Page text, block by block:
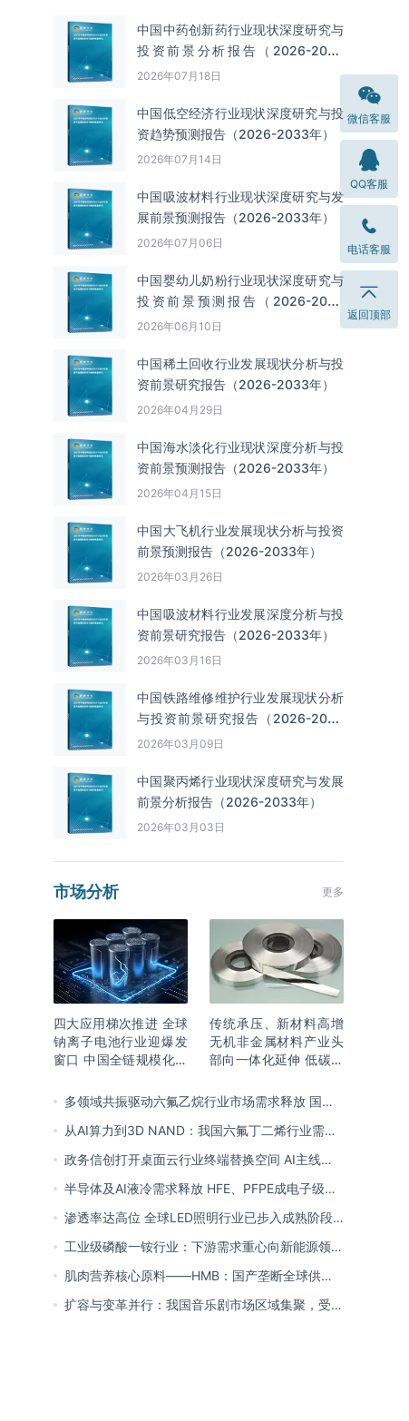
中国中药创新药行业现状深度研究与
投资前景分析报告（2026-2033
年）
2026年07月18日
中国低空经济行业现状深度研究与投
资趋势预测报告（2026-2033年）
2026年07月14日
中国吸波材料‌‌‌行业现状深度研究与发
展前景预测报告（2026-2033年）
2026年07月06日
中国婴幼儿奶粉行业现状深度研究与
投资前景预测报告（2026-2033
年）
2026年06月10日
中国‌‌稀土回收‌‌行业发展现状分析与投
资前景研究报告（2026-2033年）
2026年04月29日
中国海水淡化行业现状深度分析与投
资前景预测报告（2026-2033年）
2026年04月15日
中国大飞机行业发展现状分析与投资
前景预测报告（2026-2033年）
2026年03月26日
中国吸波材料行业发展深度分析与投
资前景研究报告（2026-2033年）
2026年03月16日
中国铁路维修维护行业发展现状分析
与投资前景研究报告（2026-2033
年）
2026年03月09日
中国聚丙烯行业现状深度研究与发展
前景分析报告（2026-2033年）
2026年03月03日
市场分析 更多
四大应用梯次推进 全球
钠离子电池行业迎爆发
窗口 中国全链规模化落
传统承压、新材料高增
无机非金属材料产业头
部向一体化延伸 低碳高
多领域共振驱动六氟乙烷行业市场需求释放 国产
替代已基本完成
从AI算力到3D NAND：我国六氟丁二烯行业需求
爆发与国产替代进程
政务信创打开桌面云行业终端替换空间 AI主线重
塑竞争逻辑 中国本土厂商全面反超
半导体及AI液冷需求释放 HFE、PFPE成电子级氟
化液行业主流 3M退场下国产高端突破加速
渗透率达高位 全球LED照明行业已步入成熟阶段
未来将向集成化、智能化方向演进
工业级磷酸一铵行业：下游需求重心向新能源领域
转移 产业链一体化趋势清晰
肌肉营养核心原料——HMB：国产垄断全球供给
市场 龙头构筑全方位竞争壁垒
扩容与变革并行：我国音乐剧市场区域集聚，受众
微信客服
QQ客服
电话客服
返回顶部